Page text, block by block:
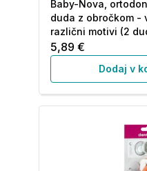
Baby-Nova,
duda z obročkom -
različni motivi (2
5,89 €
Dodaj v